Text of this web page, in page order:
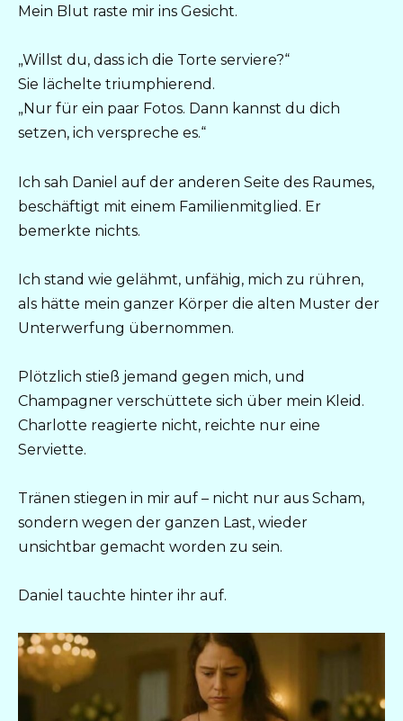
Mein Blut raste mir ins Gesicht.
„Willst du, dass ich die Torte serviere?“
Sie lächelte triumphierend.
„Nur für ein paar Fotos. Dann kannst du dich
setzen, ich verspreche es.“
Ich sah Daniel auf der anderen Seite des Raumes,
beschäftigt mit einem Familienmitglied. Er
bemerkte nichts.
Ich stand wie gelähmt, unfähig, mich zu rühren,
als hätte mein ganzer Körper die alten Muster der
Unterwerfung übernommen.
Plötzlich stieß jemand gegen mich, und
Champagner verschüttete sich über mein Kleid.
Charlotte reagierte nicht, reichte nur eine
Serviette.
Tränen stiegen in mir auf – nicht nur aus Scham,
sondern wegen der ganzen Last, wieder
unsichtbar gemacht worden zu sein.
Daniel tauchte hinter ihr auf.